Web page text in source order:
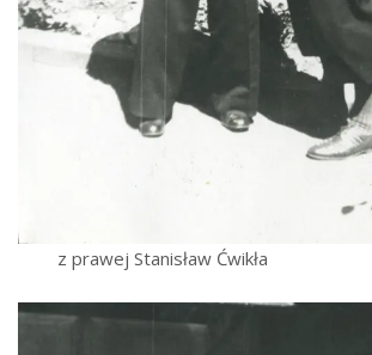
z prawej Stanisław Ćwikła